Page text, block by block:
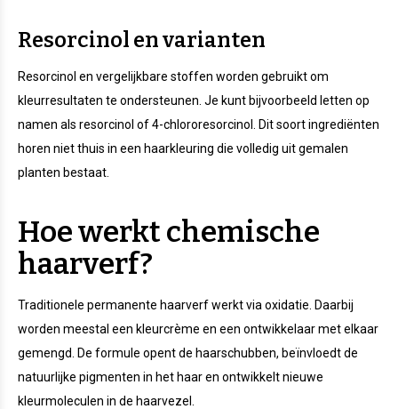
Resorcinol en varianten
Resorcinol en vergelijkbare stoffen worden gebruikt om
kleurresultaten te ondersteunen. Je kunt bijvoorbeeld letten op
namen als resorcinol of 4-chlororesorcinol. Dit soort ingrediënten
horen niet thuis in een haarkleuring die volledig uit gemalen
planten bestaat.
Hoe werkt chemische
haarverf?
Traditionele permanente haarverf werkt via oxidatie. Daarbij
worden meestal een kleurcrème en een ontwikkelaar met elkaar
gemengd. De formule opent de haarschubben, beïnvloedt de
natuurlijke pigmenten in het haar en ontwikkelt nieuwe
kleurmoleculen in de haarvezel.